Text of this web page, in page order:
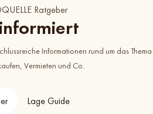
Ratgeber
Informationen rund um das Thema
Vermieten und Co.
Lage Guide